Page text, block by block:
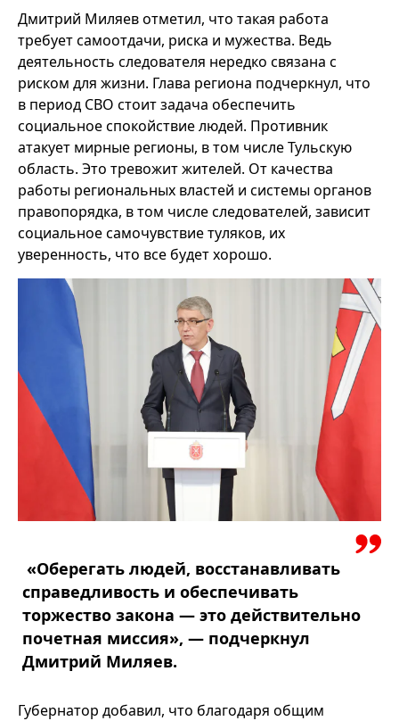
Дмитрий Миляев отметил, что такая работа
требует самоотдачи, риска и мужества. Ведь
деятельность следователя нередко связана с
риском для жизни. Глава региона подчеркнул, что
в период СВО стоит задача обеспечить
социальное спокойствие людей. Противник
атакует мирные регионы, в том числе Тульскую
область. Это тревожит жителей. От качества
работы региональных властей и системы органов
правопорядка, в том числе следователей, зависит
социальное самочувствие туляков, их
уверенность, что все будет хорошо.
«Оберегать людей, восстанавливать
справедливость и обеспечивать
торжество закона — это действительно
почетная миссия», — подчеркнул
Дмитрий Миляев.
Губернатор добавил, что благодаря общим